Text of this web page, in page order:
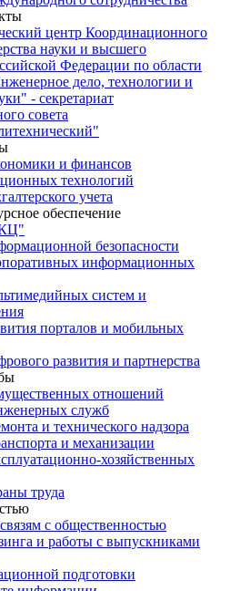
центр Координационного
науки и высшего
Федерации по области
дело, технологии и
- секретариат
совета
и финансов
технологий
учета
обеспечение
безопасности
информационных
систем и
порталов и мобильных
развития и партнерства
отношений
служб
и технического надзора
и механизации
хозяйственных
труда
с общественностью
и работы с выпускниками
подготовки